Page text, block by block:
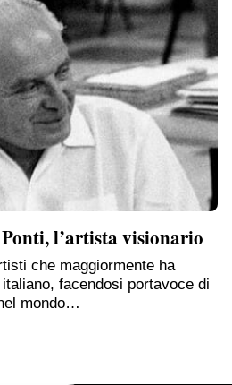
l’artista visionario
che maggiormente ha
facendosi portavoce di
mondo…